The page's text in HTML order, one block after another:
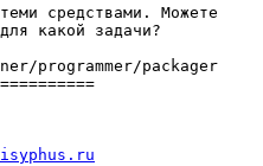
средствами. Можете
какой задачи?
programmer/packager